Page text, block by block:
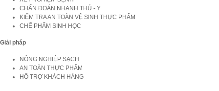
CHẨN ĐOÁN NHANH THÚ - Y
KIỂM TRA AN TOÀN VỆ SINH THỰC PHẨM
CHẾ PHẨM SINH HỌC
Giải pháp
NÔNG NGHIỆP SẠCH
AN TOÀN THỰC PHẨM
HỔ TRỢ KHÁCH HÀNG